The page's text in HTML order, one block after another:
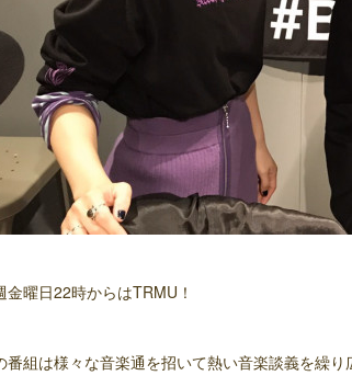
金曜日22時からはTRMU！
番組は様々な音楽通を招いて熱い音楽談義を繰り